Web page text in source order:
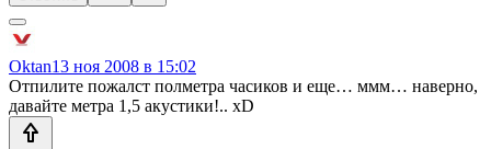
Oktan13 ноя 2008 в 15:02
Отпилите пожалст полметра часиков и еще… ммм… наверно,
давайте метра 1,5 акустики!.. xD